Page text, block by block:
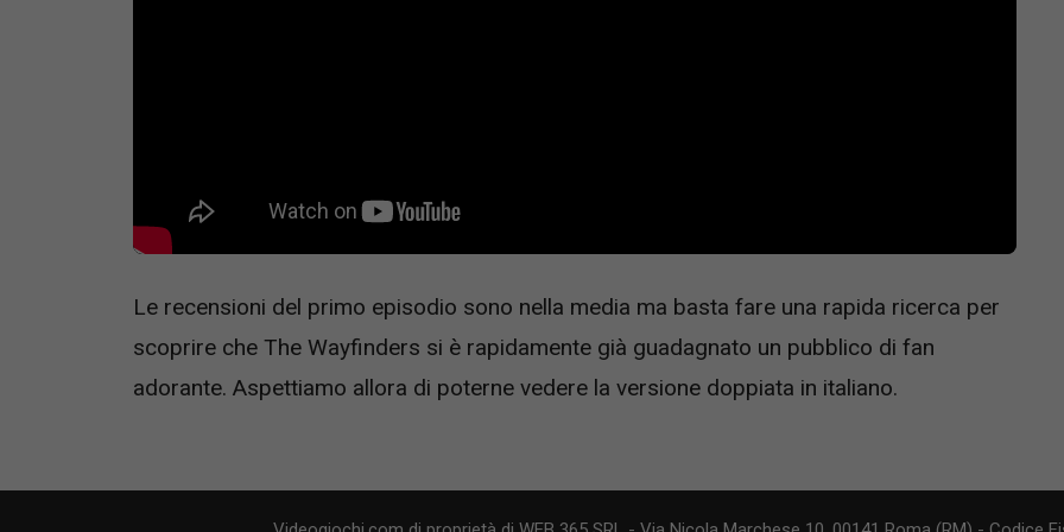
Le recensioni del primo episodio sono nella media ma basta fare una rapida ricerca per
scoprire che The Wayfinders si è rapidamente già guadagnato un pubblico di fan
adorante. Aspettiamo allora di poterne vedere la versione doppiata in italiano.